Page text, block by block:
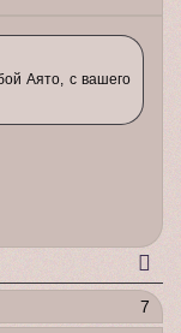
Аято, с вашего
7